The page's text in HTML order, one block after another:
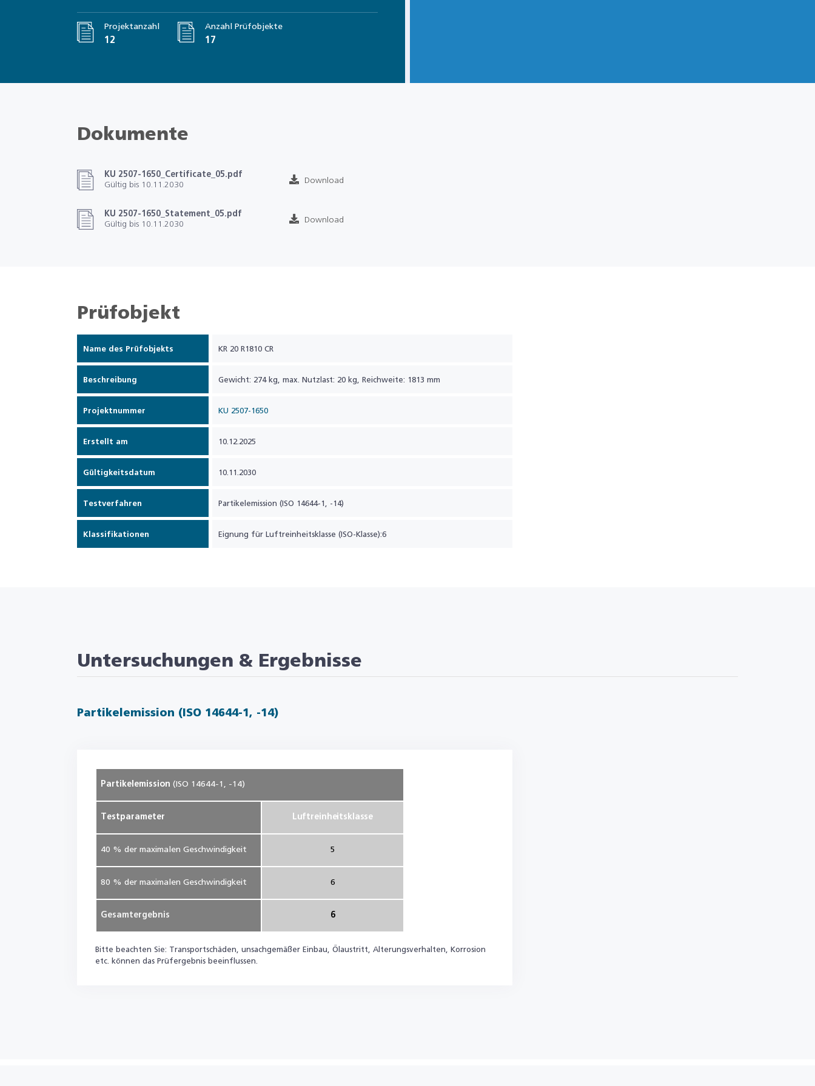
Projektanzahl
12
Anzahl Prüfobjekte
17
Dokumente
KU 2507-1650_Certificate_05.pdf
Gültig bis 10.11.2030
Download
KU 2507-1650_Statement_05.pdf
Gültig bis 10.11.2030
Download
Prüfobjekt
Name des Prüfobjekts KR 20 R1810 CR
Beschreibung Gewicht: 274 kg, max. Nutzlast: 20 kg, Reichweite: 1813 mm
Projektnummer KU 2507-1650
Erstellt am 10.12.2025
Gültigkeitsdatum 10.11.2030
Testverfahren Partikelemission (ISO 14644-1, -14)
Klassifikationen Eignung für Luftreinheitsklasse (ISO-Klasse):6
Untersuchungen & Ergebnisse
Partikelemission (ISO 14644-1, -14)
Partikelemission(ISO 14644-1, -14)
Testparameter Luftreinheitsklasse
40 % der maximalen Geschwindigkeit 5
80 % der maximalen Geschwindigkeit 6
Gesamtergebnis 6
Bitte beachten Sie: Transportschäden, unsachgemäßer Einbau, Ölaustritt, Alterungsverhalten, Korrosion
etc. können das Prüfergebnis beeinflussen.